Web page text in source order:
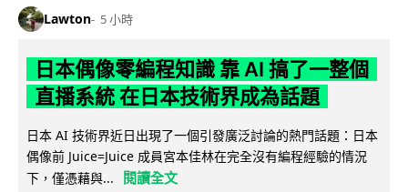
Lawton 5 小時
日本偶像零編程知識 靠 AI 搞了一整個
直播系統 在日本技術界成為話題
日本 AI 技術界近日出現了一個引發廣泛討論的熱門話題：日本
偶像前 Juice=Juice 成員宮本佳林在完全沒有編程經驗的情況
下，僅憑藉與...
閱讀全文